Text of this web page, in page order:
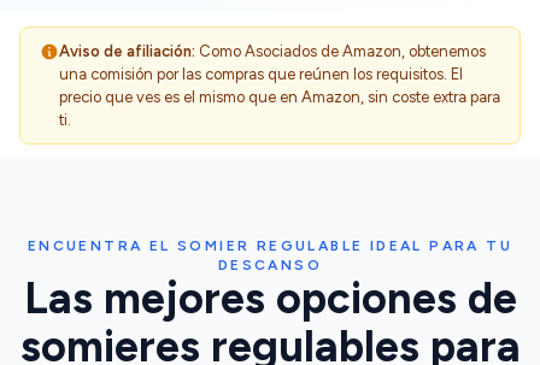
Aviso de afiliación: Como Asociados de Amazon, obtenemos
una comisión por las compras que reúnen los requisitos. El
precio que ves es el mismo que en Amazon, sin coste extra para
ti.
ENCUENTRA EL SOMIER REGULABLE IDEAL PARA TU
DESCANSO
Las mejores opciones de
somieres regulables para